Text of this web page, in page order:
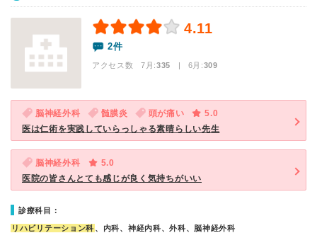
4.11
2件
アクセス数 7月:335 | 6月:309
脳神経外科 髄膜炎 頭が痛い
5.0
医は仁術を実践していらっしゃる素晴らしい先生
脳神経外科
5.0
医院の皆さんとても感じが良く気持ちがいい
診療科目：
リハビリテーション科 、内科、神経内科、外科、脳神経外科